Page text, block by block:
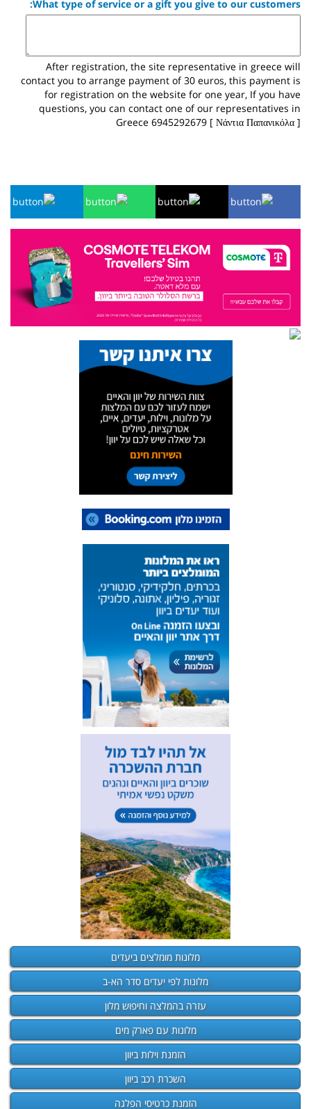
What type of service or a gift you give to our customers:
After registration, the site representative in greece will
contact you to arrange payment of30 euros, this payment is
for registration on the website for one year, If you have
questions, you can contact one ofour representatives in
Greece 6945292679 [ Νάντια Παπανικόλα ]
מלונות מומלצים ביעדים
מלונות לפי יעדים סדר הא-ב
עזרה בהמלצה וחיפוש מלון
מלונות עם פארק מים
הזמנת וילות ביוון
השכרת רכב ביוון
הזמנת כרטיסי הפלגה